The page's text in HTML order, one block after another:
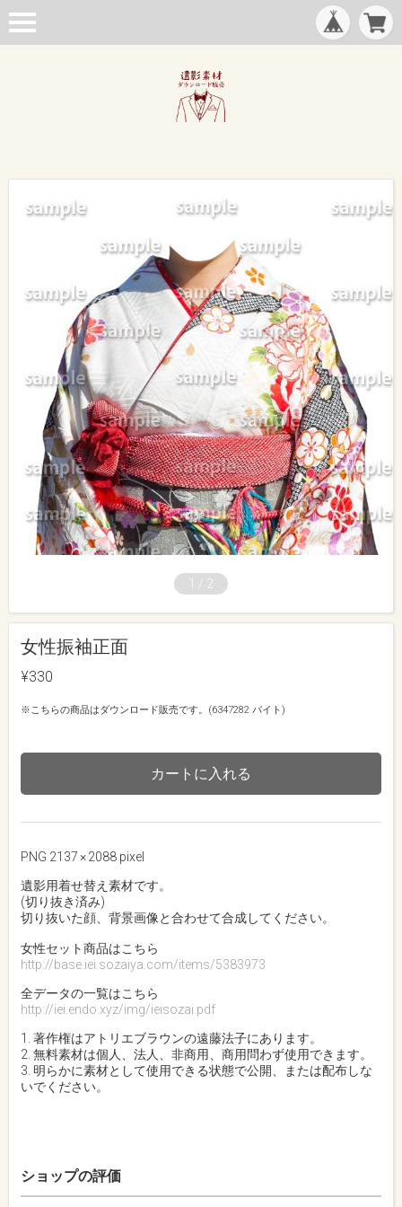
1 / 2
女性振袖正面
¥330
※こちらの商品はダウンロード販売です。(6347282 バイト)
カートに入れる
PNG 2137 × 2088 pixel
遺影用着せ替え素材です。
(切り抜き済み)
切り抜いた顔、背景画像と合わせて合成してください。
女性セット商品はこちら
http://base.iei.sozaiya.com/items/5383973
全データの一覧はこちら
http://iei.endo.xyz/img/ieisozai.pdf
1. 著作権はアトリエブラウンの遠藤法子にあります。
2. 無料素材は個人、法人、非商用、商用問わず使用できます。
3. 明らかに素材として使用できる状態で公開、または配布しな
いでください。
ショップの評価